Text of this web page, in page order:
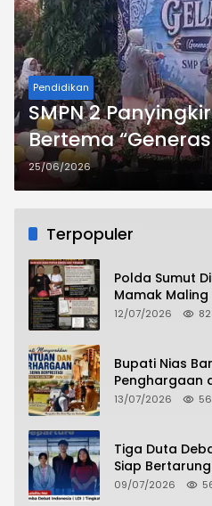
Pendidikan
SMPN 2
Bertema
Berkarya dan
Prestasi dan
Lanjutan
25/06/2026
Terpopuler
Polda Sumut
Mamak
Dugaan
12/07/2026
Bupati Nias
Penghargaan
Siswa
13/07/2026
Tiga Duta
Siap
09/07/2026